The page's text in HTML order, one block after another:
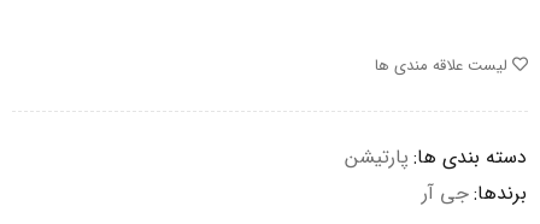
لیست علاقه مندی ها
دسته بندی ها: پارتیشن
برندها:جی آر